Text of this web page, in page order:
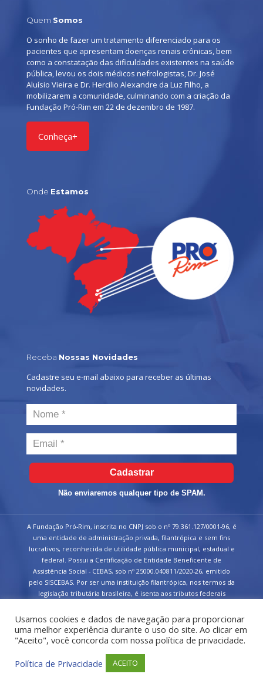
Quem Somos
O sonho de fazer um tratamento diferenciado para os
pacientes que apresentam doenças renais crônicas, bem
como a constatação das dificuldades existentes na saúde
pública, levou os dois médicos nefrologistas, Dr. José
Aluísio Vieira e Dr. Hercilio Alexandre da Luz Filho, a
mobilizarem a comunidade, culminando com a criação da
Fundação Pró-Rim em 22 de dezembro de 1987.
Conheça+
Onde Estamos
Receba Nossas Novidades
Cadastre seu e-mail abaixo para receber as últimas
novidades.
Cadastrar
Não enviaremos qualquer tipo de SPAM.
A Fundação Pró-Rim, inscrita no CNPJ sob o nº 79.361.127/0001-96, é
uma entidade de administração privada, filantrópica e sem fins
lucrativos, reconhecida de utilidade pública municipal, estadual e
federal. Possui a Certificação de Entidade Beneficente de
Assistência Social - CEBAS, sob nº 25000.040811/2020-26, emitido
pelo SISCEBAS. Por ser uma instituição filantrópica, nos termos da
legislação tributária brasileira, é isenta aos tributos federais
Usamos cookies e dados de navegação para proporcionar
uma melhor experiência durante o uso do site. Ao clicar em
"Aceito", você concorda com nossa política de privacidade.
Política de Privacidade
ACEITO